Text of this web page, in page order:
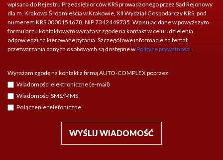
wpisana do Rejestru Przedsiębiorców KRS prowadzonego przez Sąd Rejonowy
dla m. Krakowa Śródmieścia w Krakowie, XII Wydział Gospodarczy KRS, pod
numerem KRS 0000151678, NIP 7342449735. Wpisując dane w powyższym
formularzu kontaktowym wyrażasz zgodę na kontakt w celu udzielenia
odpowiedzi na kierowane pytania. Szczegółowe informacje na temat
przetwarzania danych osobowych są dostępne wPolityce prywatności.
Wyrażam zgodę na kontakt z firmą AUTO-COMPLEX poprzez:
Wiadomości elektroniczne (e-mail)
Wiadomości SMS/MMS
Połączenie telefoniczne